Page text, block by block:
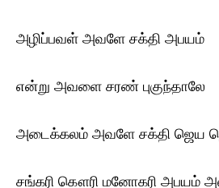
அழிப்பவள் அவளே சக்தி அபயம்
என்று அவளை சரண் புகுந்தாலே
அடைக்கலம் அவளே சக்தி ஜெய
சங்கரி கௌரி மனோகரி அபயம்